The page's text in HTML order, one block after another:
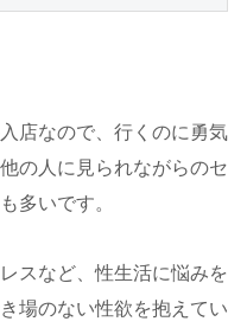
店なので、行くのに勇気
の人に見られながらのセ
多いです。
スなど、性生活に悩みを
場のない性欲を抱えてい